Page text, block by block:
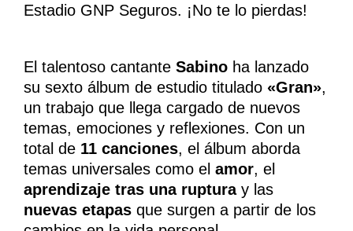
Estadio GNP Seguros. ¡No te lo pierdas!
El talentoso cantante Sabino ha lanzado
su sexto álbum de estudio titulado «Gran»,
un trabajo que llega cargado de nuevos
temas, emociones y reflexiones. Con un
total de 11 canciones, el álbum aborda
temas universales como el amor, el
aprendizaje tras una rupturay las
nuevas etapas que surgen a partir de los